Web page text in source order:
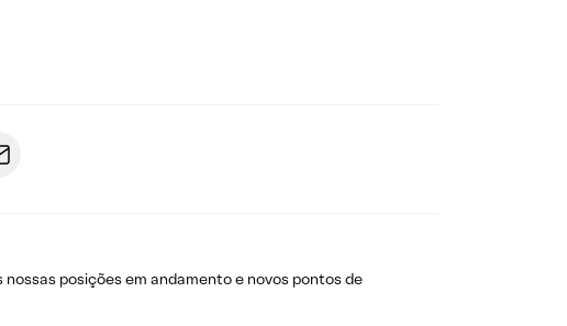
posições em andamento e novos pontos de